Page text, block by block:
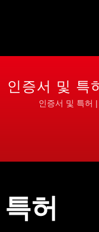
인증서 및 특
인증서 및 특허
허